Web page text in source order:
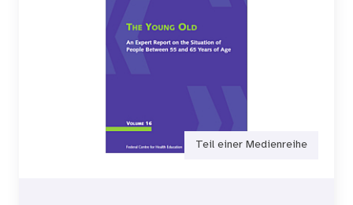
Teil einer Medienreihe